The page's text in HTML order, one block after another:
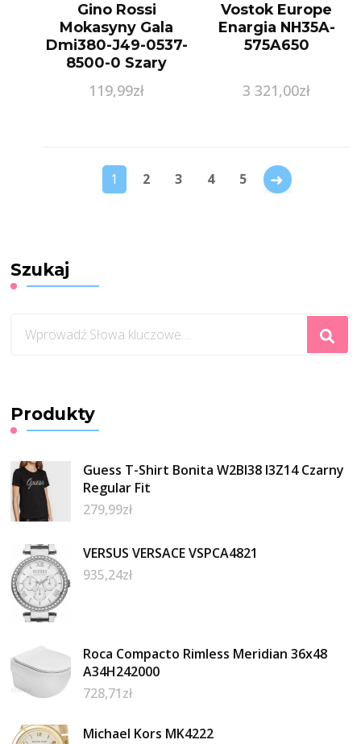
Gino Rossi
Mokasyny Gala
Dmi380-J49-0537-
8500-0 Szary
119,99zł
Vostok Europe
Enargia NH35A-
575A650
3 321,00zł
1 2 3 4 5
Szukaj
czegoś?
Produkty
Guess T-Shirt Bonita W2BI38 I3Z14 Czarny
Regular Fit
279,99zł
VERSUS VERSACE VSPCA4821
935,24zł
Roca Compacto Rimless Meridian 36x48
A34H242000
728,71zł
Michael Kors MK4222